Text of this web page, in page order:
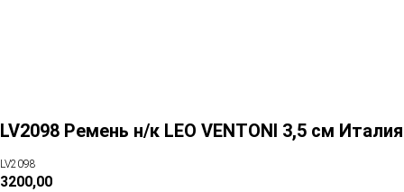
LV2098 Ремень н/к LEO VENTONI 3,5 см Италия
LV2098
3200,00